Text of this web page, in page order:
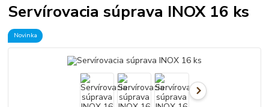
Servírovacia súprava INOX 16 ks
Novinka